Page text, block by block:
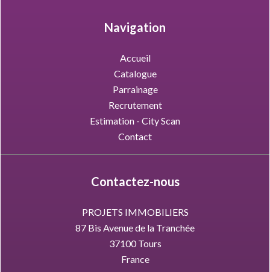
Navigation
Accueil
Catalogue
Parrainage
Recrutement
Estimation - City Scan
Contact
Contactez-nous
PROJETS IMMOBILIERS
87 Bis Avenue de la Tranchée
37100Tours
France